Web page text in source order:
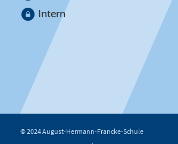
Intern
© 2024 August-Hermann-Francke-Schule